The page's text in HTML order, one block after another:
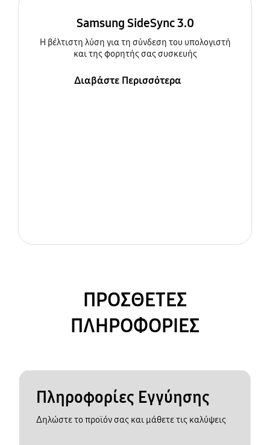
Samsung SideSync 3.0
Η βέλτιστη λύση για τη σύνδεση του υπολογιστή
και της φορητής σας συσκευής
Διαβάστε Περισσότερα
ΠΡΟΣΘΕΤΕΣ
ΠΛΗΡΟΦΟΡΙΕΣ
Πληροφορίες Εγγύησης
Δηλώστε το προϊόν σας και μάθετε τις καλύψεις